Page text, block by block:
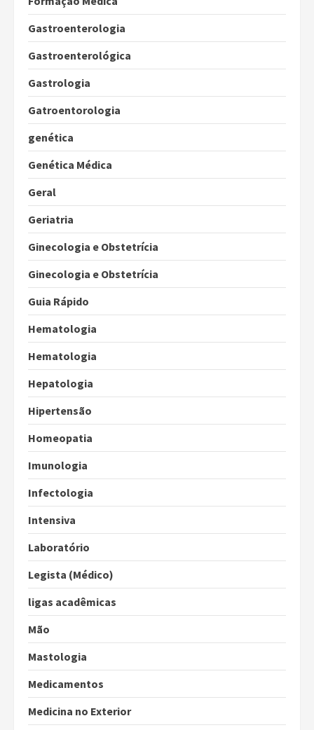
Gastroenterologia
Gastroenterológica
Gastrologia
Gatroentorologia
genética
Genética Médica
Geral
Geriatria
Ginecologia e Obstetrícia
Ginecologia e Obstetrícia
Guia Rápido
Hematologia
Hematologia
Hepatologia
Hipertensão
Homeopatia
Imunologia
Infectologia
Intensiva
Laboratório
Legista (Médico)
ligas acadêmicas
Mão
Mastologia
Medicamentos
Medicina no Exterior